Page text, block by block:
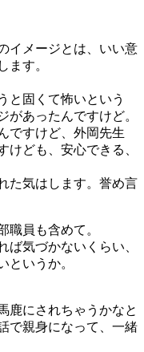
イメージとは、いい意
ます。
と固くて怖いという
があったんですけど。
ですけど、外岡先生
けども、安心できる、
た気はします。誉め言
職員も含めて。
ば気づかないくらい、
というか。
鹿にされちゃうかなと
で親身になって、一緒